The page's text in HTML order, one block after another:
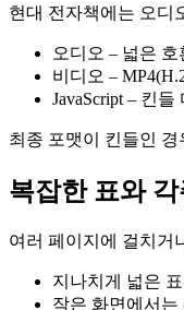
현대 전자책에는 오디
오디오 – 넓은 호
비디오 –
JavaScript– 킨들
최종 포맷이 킨들인
복잡한 표와 각
여러 페이지에 걸치거
지나치게 넓은
작은 화면에서는